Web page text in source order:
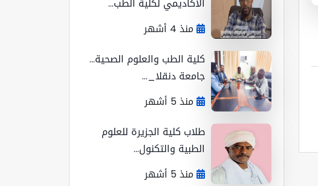
منذ 4 أشهر
كلية الطب والعلوم الصحية...
جامعة دنقلا_...
منذ 5 أشهر
طلاب كلية الجزيرة للعلوم
الطبية والتكنول...
منذ 5 أشهر